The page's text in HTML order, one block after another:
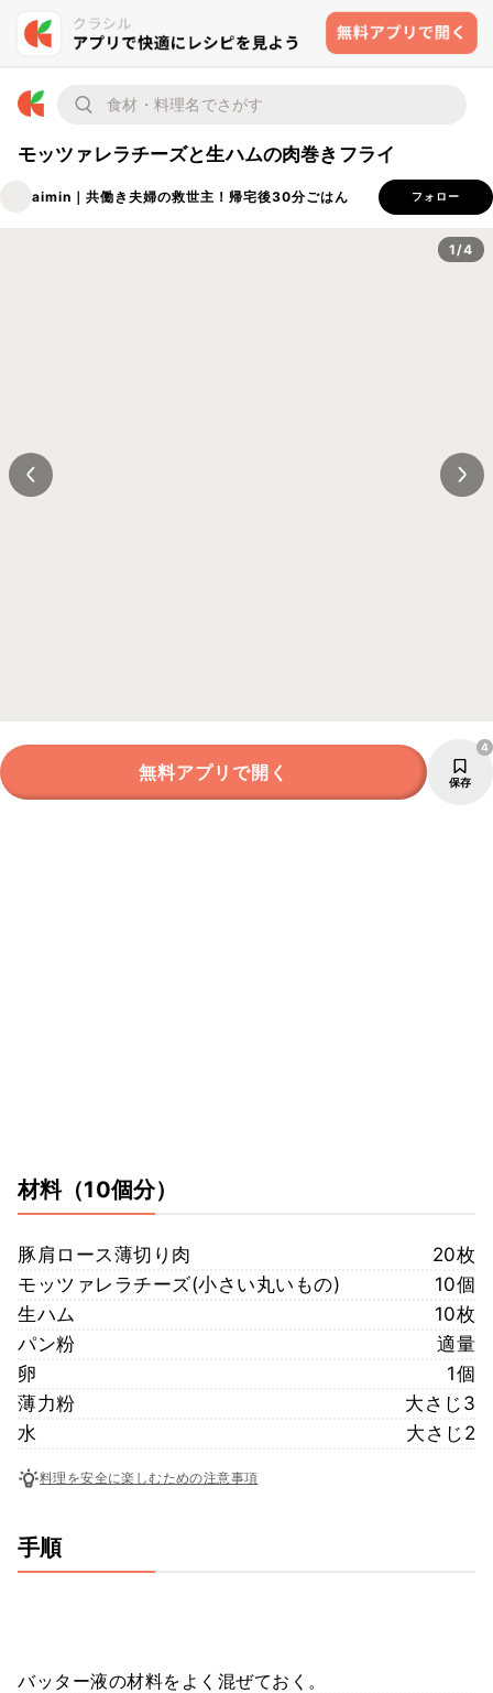
モッツァレラチーズと生ハムの肉巻きフライ
aimin｜共働き夫婦の救世主！帰宅後30分ごはん フォロー
1/4
無料アプリで開く 保存
4
材料（10個分）
豚肩ロース薄切り肉
20枚
モッツァレラチーズ(小さい丸いもの)
10個
生ハム
10枚
パン粉
適量
卵
1個
薄力粉
大さじ3
水
大さじ2
料理を安全に楽しむための注意事項
手順
バッター液の材料をよく混ぜておく。